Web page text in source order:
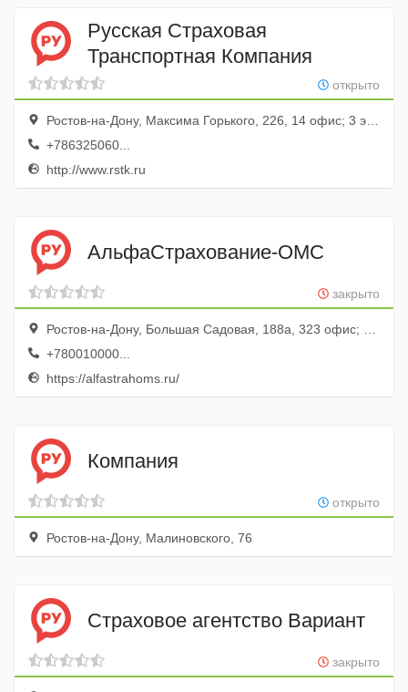
Русская Страховая
Транспортная Компания
открыто
Ростов-на-Дону, Максима Горького, 226, 14 офис; 3 этаж
+786325060...
http://www.rstk.ru
АльфаСтрахование-ОМС
закрыто
Ростов-на-Дону, Большая Садовая, 188а, 323 офис; 3 этаж
+780010000...
https://alfastrahoms.ru/
Компания
открыто
Ростов-на-Дону, Малиновского, 76
Страховое агентство Вариант
закрыто